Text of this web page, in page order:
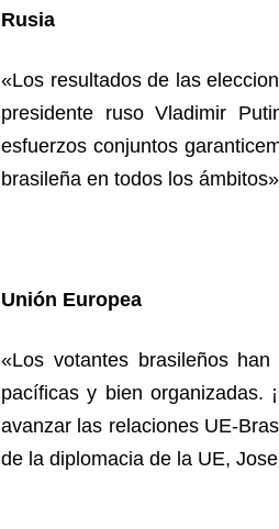
Rusia
«Los resultados de las
presidente ruso Vladimir
esfuerzos conjuntos
brasileña en todos los
Unión Europea
«Los votantes brasileños
pacíficas y bien organizadas.
avanzar las relaciones UE-
de la diplomacia de la UE,